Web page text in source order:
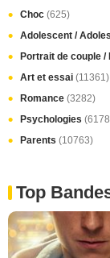
Choc (625)
Adolescent /
Portrait de couple /
Art et essai (11361)
Romance (3282)
Psychologies
Parents (10763)
Top